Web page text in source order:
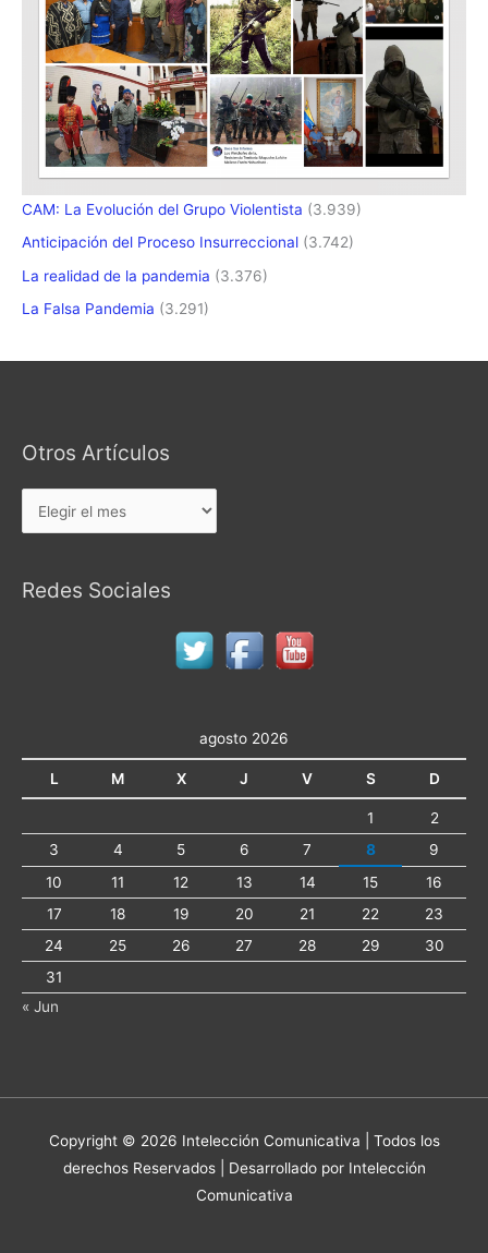
CAM: La Evolución del Grupo Violentista (3.939)
Anticipación del Proceso Insurreccional (3.742)
La realidad de la pandemia (3.376)
La Falsa Pandemia (3.291)
Otros Artículos
Otros
Redes Sociales
agosto 2026
L M X J V S D
1
2
3
4 5 6 7 8
9
10
11 12 13 14 15
16
17
18 19 20 21 22
23
24
25 26 27 28 29
30
31
« Jun
Copyright © 2026 Intelección Comunicativa | Todos los
derechos Reservados | Desarrollado por Intelección
Comunicativa